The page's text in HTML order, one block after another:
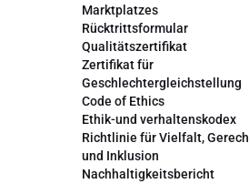
Marktplatzes
Rücktrittsformular
Qualitätszertifikat
Zertifikat für
Geschlechtergleichstellung
Code of Ethics
Ethik-und verhaltenskodex
Richtlinie für Vielfalt,
und Inklusion
Nachhaltigkeitsbericht